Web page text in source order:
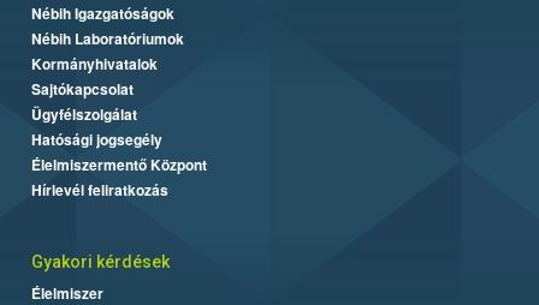
Nébih Igazgatóságok
Nébih Laboratóriumok
Kormányhivatalok
Sajtókapcsolat
Ügyfélszolgálat
Hatósági jogsegély
Élelmiszermentő Központ
Hírlevél feliratkozás
Gyakori kérdések
Élelmiszer